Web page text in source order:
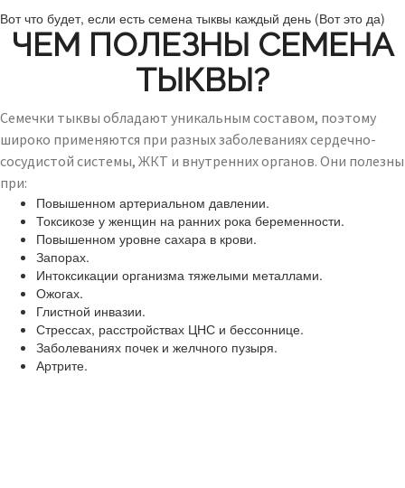
Вот что будет, если есть семена тыквы каждый день (Вот это да)
ЧЕМ ПОЛЕЗНЫ СЕМЕНА
ТЫКВЫ?
Семечки тыквы обладают уникальным составом, поэтому
широко применяются при разных заболеваниях сердечно-
сосудистой системы, ЖКТ и внутренних органов. Они полезны
при:
Повышенном артериальном давлении.
Токсикозе у женщин на ранних рока беременности.
Повышенном уровне сахара в крови.
Запорах.
Интоксикации организма тяжелыми металлами.
Ожогах.
Глистной инвазии.
Стрессах, расстройствах ЦНС и бессоннице.
Заболеваниях почек и желчного пузыря.
Артрите.